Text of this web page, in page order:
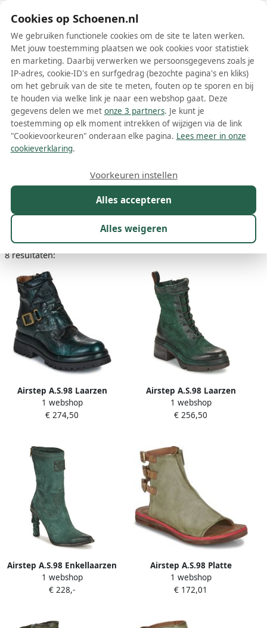
Schoenen.nl
Wis filters Alle filters
Groene Airstep / A.S.98
damesschoenen
Meer lezen
Boots Enkellaarsjes Laarzen Sandalen
8 resultaten:
Airstep A.S.98 Laarzen
DIBLA BUCKLE
1 webshop
€ 274,50
Airstep A.S.98 Laarzen
A89214-101-6906
1 webshop
€ 256,50
Airstep A.S.98 Enkellaarzen
FRIDA BOOTS
1 webshop
€ 228,-
Airstep A.S.98 Platte
sandalen BUSA MID
1 webshop
€ 172,01
Cookies op Schoenen.nl
We gebruiken functionele cookies om de site te laten werken.
Met jouw toestemming plaatsen we ook cookies voor statistiek
en marketing. Daarbij verwerken we persoonsgegevens zoals je
IP-adres, cookie-ID's en surfgedrag (bezochte pagina's en kliks)
om het gebruik van de site te meten, fouten op te sporen en bij
te houden via welke link je naar een webshop gaat. Deze
gegevens delen we met onze 3 partners. Je kunt je
toestemming op elk moment intrekken of wijzigen via de link
"Cookievoorkeuren" onderaan elke pagina. Lees meer in onze
cookieverklaring.
Alles accepteren
Alles weigeren
Voorkeuren instellen